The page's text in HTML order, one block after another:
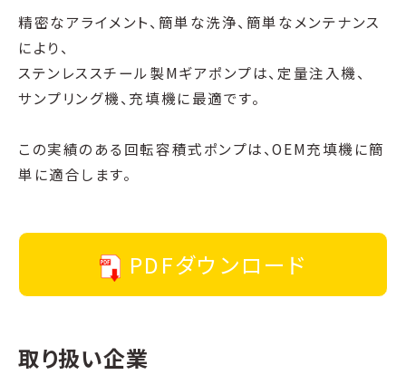
精密なアライメント、簡単な洗浄、簡単なメンテナンス
により、
ステンレススチール製Mギアポンプは、定量注入機、
サンプリング機、充填機に最適です。
この実績のある回転容積式ポンプは、OEM充填機に簡
単に適合します。
PDFダウンロード
取り扱い企業